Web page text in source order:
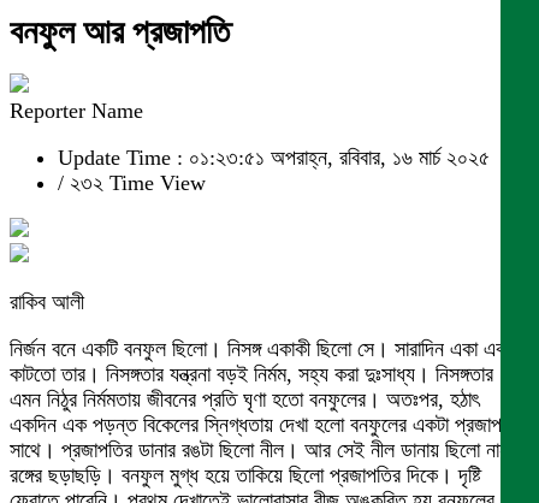
বনফুল আর প্রজাপতি
Reporter Name
Update Time : ০১:২৩:৫১ অপরাহ্ন, রবিবার, ১৬ মার্চ ২০২৫
/ ২৩২ Time View
রাকিব আলী
নির্জন বনে একটি বনফুল ছিলো। নিসঙ্গ একাকী ছিলো সে। সারাদিন একা একাই
কাটতো তার। নিসঙ্গতার যন্ত্রনা বড়ই নির্মম, সহ্য করা দুঃসাধ্য। নিসঙ্গতার
এমন নিঠুর নির্মমতায় জীবনের প্রতি ঘৃণা হতো বনফুলের। অতঃপর, হঠাৎ
একদিন এক পড়ন্ত বিকেলের স্নিগ্ধতায় দেখা হলো বনফুলের একটা প্রজাপতির
সাথে। প্রজাপতির ডানার রঙটা ছিলো নীল। আর সেই নীল ডানায় ছিলো নানা
রঙ্গের ছড়াছড়ি। বনফুল মুগ্ধ হয়ে তাকিয়ে ছিলো প্রজাপতির দিকে। দৃষ্টি